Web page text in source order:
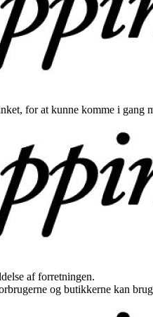
for at kunne komme i gang
af forretningen.
og butikkerne kan